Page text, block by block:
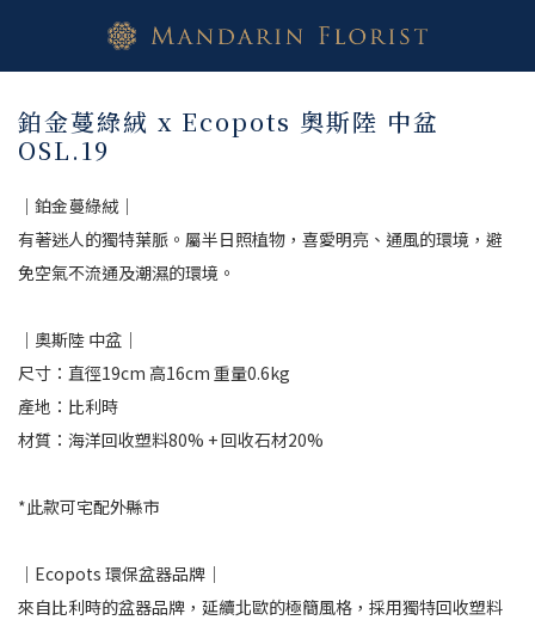
鉑金蔓綠絨 x Ecopots 奧斯陸 中盆
OSL.19
｜鉑金蔓綠絨｜
有著迷人的獨特葉脈。屬半日照植物，喜愛明亮、通風的環境，避
免空氣不流通及潮濕的環境。
｜奧斯陸 中盆｜
尺寸：直徑19cm 高16cm 重量0.6kg
產地：比利時
材質：海洋回收塑料80% + 回收石材20%
*此款可宅配外縣市
｜Ecopots 環保盆器品牌｜
來自比利時的盆器品牌，延續北歐的極簡風格，採用獨特回收塑料